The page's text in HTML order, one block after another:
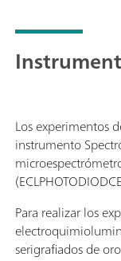
Los experimentos
instrumento
Para realizar los
serigrafiados de